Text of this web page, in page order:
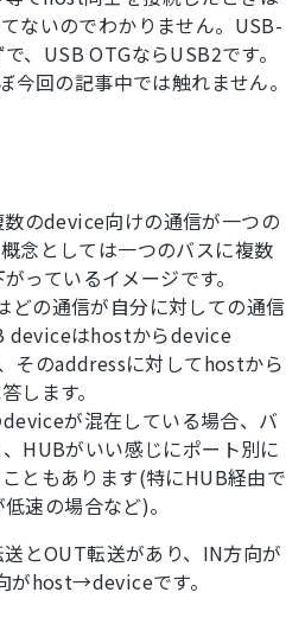
ないのでわかりません。USB-
、USB OTGならUSB2です。
今回の記事中では触れません。
のdevice向けの通信が一つの
念としては一つのバスに複数
っているイメージです。
どの通信が自分に対しての通信
deviceはhostからdevice
そのaddressに対してhostから
します。
が混在している場合、バ
HUBがいい感じにポート別に
ともあります(特にHUB経由で
速の場合など)。
とOUT転送があり、IN方向が
host→deviceです。